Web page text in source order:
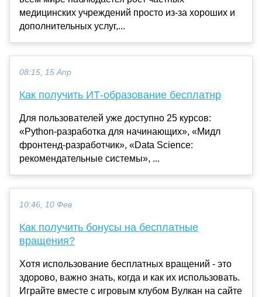
медицинских учреждений просто из-за хороших и
дополнительных услуг,...
08:15, 15 Апр
Как получить ИТ-образование бесплатнр
Для пользователей уже доступно 25 курсов:
«Python-разработка для начинающих», «Мидл
фронтенд-разработчик», «Data Science:
рекомендательные системы», ...
10:46, 10 Фев
Как получить бонусы на бесплатные
вращения?
Хотя использование бесплатных вращений - это
здорово, важно знать, когда и как их использовать.
Играйте вместе с игровым клубом Вулкан на сайте